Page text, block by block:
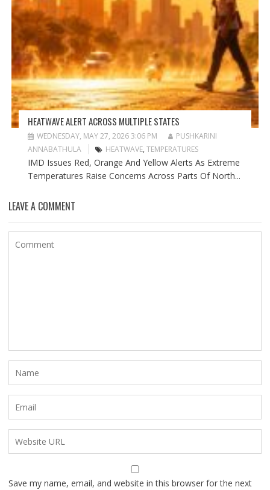
HEATWAVE ALERT ACROSS MULTIPLE STATES
WEDNESDAY, MAY 27, 2026 3:06 PM
PUSHKARINI
ANNABATHULA
HEATWAVE, TEMPERATURES
IMD Issues Red, Orange And Yellow Alerts As Extreme
Temperatures Raise Concerns Across Parts Of North...
LEAVE A COMMENT
Save my name, email, and website in this browser for the next